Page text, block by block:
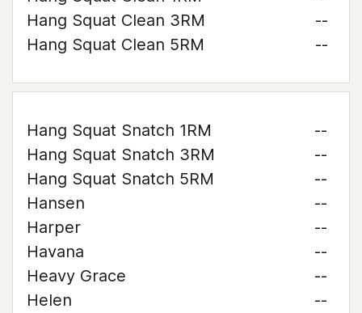
Hang Squat Clean 3RM
--
Hang Squat Clean 5RM
--
Hang Squat Snatch 1RM
--
Hang Squat Snatch 3RM
--
Hang Squat Snatch 5RM
--
Hansen
--
Harper
--
Havana
--
Heavy Grace
--
Helen
--